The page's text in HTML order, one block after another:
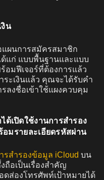
น
ผนการสมัครสมาชิก
ด้แก่ แบบพื้นฐานและแบบ
อมฟีเจอร์ที่ต้องการแล้ว
ระเงินแล้ว คุณจะได้รับคำ
ลงชื่อเข้าใช้แผงควบคุม
ด้เปิดใช้งานการสำรอง
มรายละเอียดรหัสผ่าน
รสำรองข้อมูล iCloud บน
อเป็นเรื่องสำคัญ
ดส่องโทรศัพท์เป้าหมายได้